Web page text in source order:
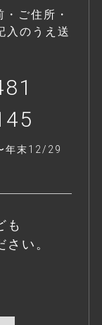
ご住所・
入のうえ送
年末12/29
も
い。